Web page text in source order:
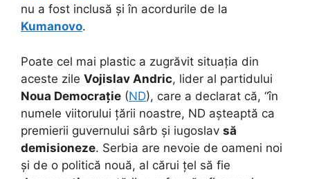
nu a fost inclusă și în acordurile de la
Kumanovo.
Poate cel mai plastic a zugrăvit situația din
aceste zile Vojislav Andric, lider al partidului
Noua Democrație (ND), care a declarat că, “în
numele viitorului țării noastre, ND așteaptă ca
premierii guvernului sârb și iugoslav să
demisioneze. Serbia are nevoie de oameni noi
și de o politică nouă, al cărui țel să fie